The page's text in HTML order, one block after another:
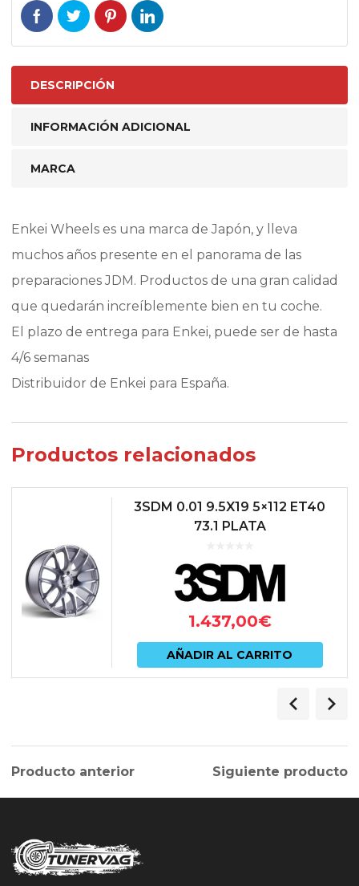
DESCRIPCIÓN
INFORMACIÓN ADICIONAL
MARCA
Enkei Wheels es una marca de Japón, y lleva
muchos años presente en el panorama de las
preparaciones JDM. Productos de una gran calidad
que quedarán increíblemente bien en tu coche.
El plazo de entrega para Enkei, puede ser de hasta
4/6 semanas
Distribuidor de Enkei para España.
Productos relacionados
3SDM 0.01 9.5X19 5×112 ET40
73.1 PLATA
1.437,00€
AÑADIR AL CARRITO
Producto anterior Siguiente producto